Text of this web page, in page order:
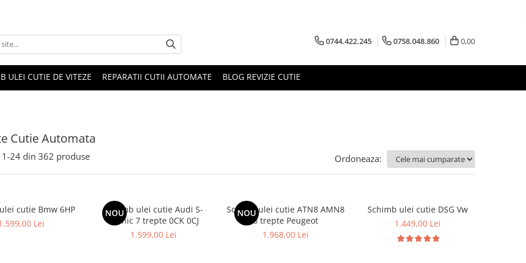
0744.422.245 0758.048.860 0,00
ULEI CUTIE DE VITEZE REPARATII CUTII AUTOMATE BLOG REVIZIE CUTIE
Cutie Automata
1-24 din 362 produse Ordoneaza:
cutie Bmw 6HP
Lei
NOU
Schimb ulei cutie Audi S-
Tronic 7 trepte 0CK 0CJ
1.599,00 Lei
NOU
Schimb ulei cutie ATN8 AMN8
8 trepte Peugeot
1.968,00 Lei
Schimb ulei cutie DSG Vw
1.449,00 Lei